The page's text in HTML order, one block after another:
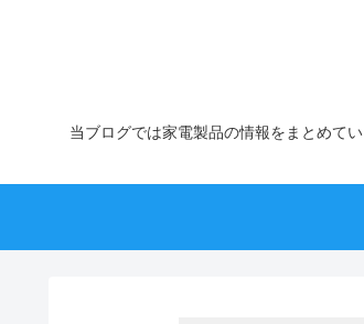
当ブログでは家電製品の情報をまとめて